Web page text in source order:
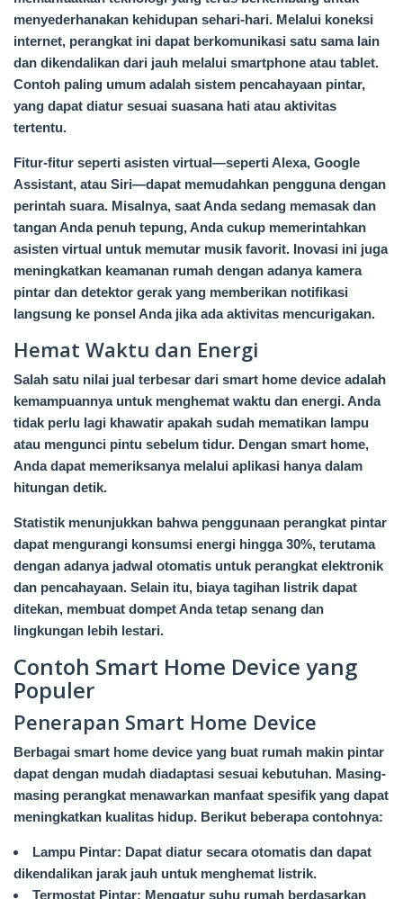
menyederhanakan kehidupan sehari-hari. Melalui koneksi
internet, perangkat ini dapat berkomunikasi satu sama lain
dan dikendalikan dari jauh melalui smartphone atau tablet.
Contoh paling umum adalah sistem pencahayaan pintar,
yang dapat diatur sesuai suasana hati atau aktivitas
tertentu.
Fitur-fitur seperti asisten virtual—seperti Alexa, Google
Assistant, atau Siri—dapat memudahkan pengguna dengan
perintah suara. Misalnya, saat Anda sedang memasak dan
tangan Anda penuh tepung, Anda cukup memerintahkan
asisten virtual untuk memutar musik favorit. Inovasi ini juga
meningkatkan keamanan rumah dengan adanya kamera
pintar dan detektor gerak yang memberikan notifikasi
langsung ke ponsel Anda jika ada aktivitas mencurigakan.
Hemat Waktu dan Energi
Salah satu nilai jual terbesar dari smart home device adalah
kemampuannya untuk menghemat waktu dan energi. Anda
tidak perlu lagi khawatir apakah sudah mematikan lampu
atau mengunci pintu sebelum tidur. Dengan smart home,
Anda dapat memeriksanya melalui aplikasi hanya dalam
hitungan detik.
Statistik menunjukkan bahwa penggunaan perangkat pintar
dapat mengurangi konsumsi energi hingga 30%, terutama
dengan adanya jadwal otomatis untuk perangkat elektronik
dan pencahayaan. Selain itu, biaya tagihan listrik dapat
ditekan, membuat dompet Anda tetap senang dan
lingkungan lebih lestari.
Contoh Smart Home Device yang
Populer
Penerapan Smart Home Device
Berbagai smart home device yang buat rumah makin pintar
dapat dengan mudah diadaptasi sesuai kebutuhan. Masing-
masing perangkat menawarkan manfaat spesifik yang dapat
meningkatkan kualitas hidup. Berikut beberapa contohnya:
Lampu Pintar: Dapat diatur secara otomatis dan dapat
dikendalikan jarak jauh untuk menghemat listrik.
Termostat Pintar: Mengatur suhu rumah berdasarkan